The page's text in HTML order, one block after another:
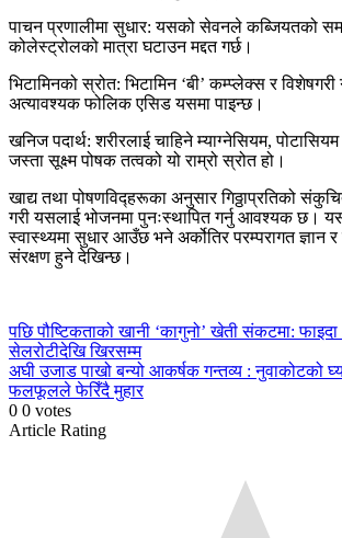
पाचन प्रणालीमा सुधार: यसको सेवनले कब्जियतको
कोलेस्ट्रोलको मात्रा घटाउन मद्दत गर्छ।
भिटामिनको स्रोत: भिटामिन ‘बी’ कम्प्लेक्स र विशेषगरी
अत्यावश्यक फोलिक एसिड यसमा पाइन्छ।
खनिज पदार्थ: शरीरलाई चाहिने म्याग्नेसियम,
जस्ता सूक्ष्म पोषक तत्वको यो राम्रो स्रोत हो।
खाद्य तथा पोषणविद्हरूका अनुसार गिठ्ठाप्रतिको
गरी यसलाई भोजनमा पुनःस्थापित गर्नु आवश्यक छ। यसो
स्वास्थ्यमा सुधार आउँछ भने अर्कोतिर परम्परागत ज्ञान
संरक्षण हुने देखिन्छ।
Continue
Reading
पछिपौष्टिकताको खानी ‘कागुनो’ खेती संकटमा:
सेलरोटीदेखि खिरसम्म
अघीउजाड पाखो बन्यो आकर्षक गन्तव्य : नुवाकोटको
फलफूलले फेरिँदै मुहार
0 0 votes
Article Rating